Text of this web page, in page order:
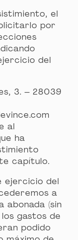
el
por
del
3. – 28039
al
ha
capítulo.
ejercicio del
a
(sin
gastos de
podido